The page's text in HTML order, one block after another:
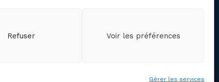
Gérer les services
Refuser Voir les préférences
(CA)